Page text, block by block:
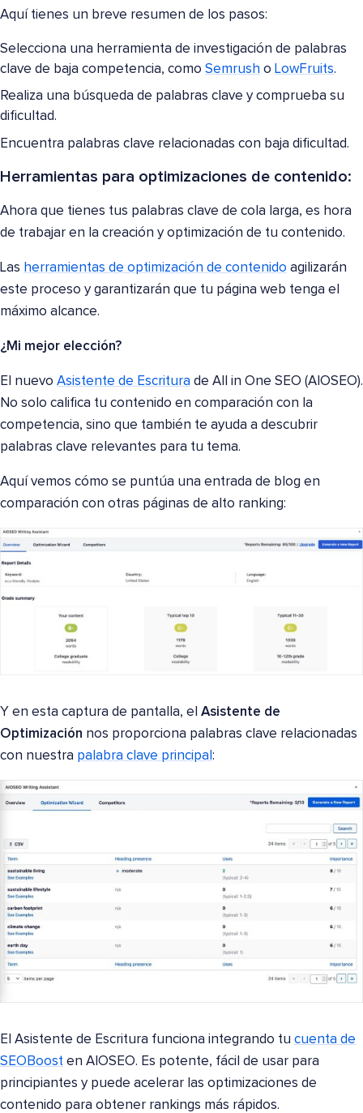
Aquí tienes un breve resumen de los pasos:
Selecciona una herramienta de investigación de palabras
clave de baja competencia, como Semrush o LowFruits.
Realiza una búsqueda de palabras clave y comprueba su
dificultad.
Encuentra palabras clave relacionadas con baja dificultad.
Herramientas para optimizaciones de contenido:
Ahora que tienes tus palabras clave de cola larga, es hora
de trabajar en la creación y optimización de tu contenido.
Las herramientas de optimización de contenido agilizarán
este proceso y garantizarán que tu página web tenga el
máximo alcance.
¿Mi mejor elección?
El nuevo Asistente de Escritura de All in One SEO (AIOSEO).
No solo califica tu contenido en comparación con la
competencia, sino que también te ayuda a descubrir
palabras clave relevantes para tu tema.
Aquí vemos cómo se puntúa una entrada de blog en
comparación con otras páginas de alto ranking:
Y en esta captura de pantalla, el Asistente de
Optimización nos proporciona palabras clave relacionadas
con nuestra palabra clave principal :
El Asistente de Escritura funciona integrando tu cuenta de
SEOBoost en AIOSEO. Es potente, fácil de usar para
principiantes y puede acelerar las optimizaciones de
contenido para obtener rankings más rápidos.